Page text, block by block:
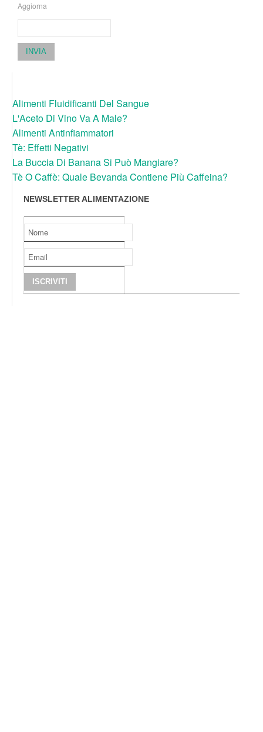
Aggiorna
INVIA
Alimenti Fluidificanti Del Sangue
L'Aceto Di Vino Va A Male?
Alimenti Antinfiammatori
Tè: Effetti Negativi
La Buccia Di Banana Si Può Mangiare?
Tè O Caffè: Quale Bevanda Contiene Più Caffeina?
NEWSLETTER ALIMENTAZIONE